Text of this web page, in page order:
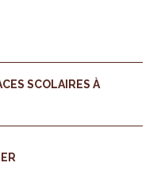
SCOLAIRES À